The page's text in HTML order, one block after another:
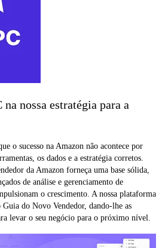
nossa estratégia para a
o sucesso na Amazon não acontece por
os dados e a estratégia corretos.
da Amazon forneça uma base sólida,
de análise e gerenciamento de
o crescimento. A nossa plataforma
do Novo Vendedor, dando-lhe as
levar o seu negócio para o próximo nível.